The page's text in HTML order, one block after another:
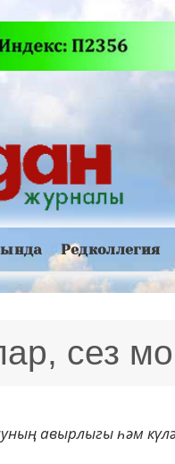
Редколлегия
сез
авырлыгы һәм